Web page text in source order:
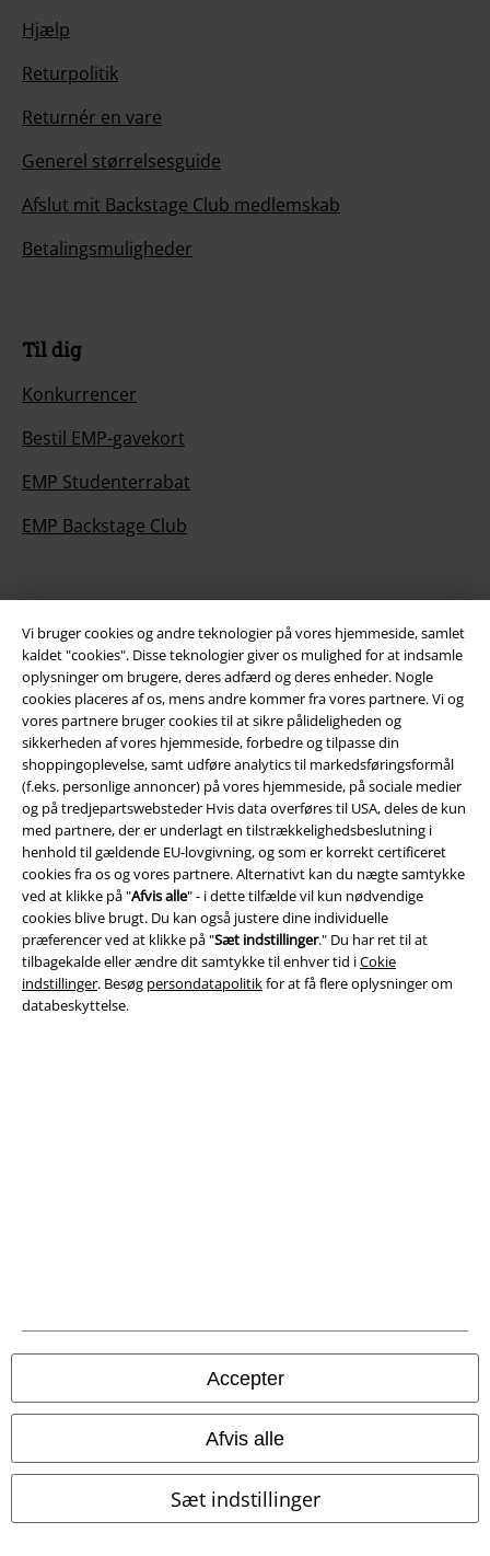
Vi bruger cookies og andre teknologier på vores hjemmeside, samlet
kaldet "cookies". Disse teknologier giver os mulighed for at indsamle
oplysninger om brugere, deres adfærd og deres enheder. Nogle
cookies placeres af os, mens andre kommer fra vores partnere. Vi og
vores partnere bruger cookies til at sikre pålideligheden og
sikkerheden af ​​vores hjemmeside, forbedre og tilpasse din
shoppingoplevelse, samt udføre analytics til markedsføringsformål
(f.eks. personlige annoncer) på vores hjemmeside, på sociale medier
og på tredjepartswebsteder Hvis data overføres til USA, deles de kun
med partnere, der er underlagt en tilstrækkelighedsbeslutning i
henhold til gældende EU-lovgivning, og som er korrekt certificeret
cookies fra os og vores partnere. Alternativt kan du nægte samtykke
ved at klikke på "Afvis alle" - i dette tilfælde vil kun nødvendige
cookies blive brugt. Du kan også justere dine individuelle
præferencer ved at klikke på "Sæt indstillinger." Du har ret til at
tilbagekalde eller ændre dit samtykke til enhver tid iCokie
indstillinger. Besøg persondatapolitikfor at få flere oplysninger om
databeskyttelse.
Accepter
Afvis alle
Sæt indstillinger
Hjælp
Returpolitik
Returnér en vare
Generel størrelsesguide
Afslut mit Backstage Club medlemskab
Betalingsmuligheder
Til dig
Konkurrencer
Bestil EMP-gavekort
EMP Studenterrabat
EMP Backstage Club
Mere EMP
Partnerprogram
Bæredygtighed
Community
Postpakke Collect Postpakke Home
EMP app
Download den nye EMP app gratis og få glæde af alle forbedringerne
og fordelene!